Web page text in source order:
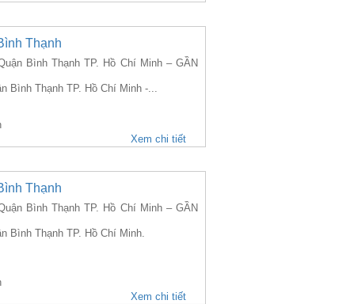
Thạnh
Bình Thạnh TP. Hồ Chí Minh – GẦN
Bình Thạnh TP. Hồ Chí Minh -...
Xem chi tiết
Thạnh
Bình Thạnh TP. Hồ Chí Minh – GẦN
Bình Thạnh TP. Hồ Chí Minh.
Xem chi tiết